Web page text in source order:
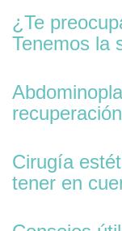
¿Te
Tenemos la
Cirugía
tener en